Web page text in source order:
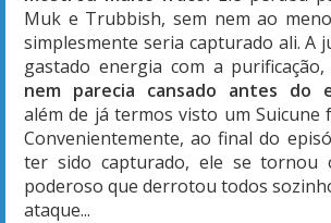
Muk e Trubbish, sem nem ao
simplesmente seria capturado ali. A
gastado energia com a purificação,
nem parecia cansado antes do
além de já termos visto um Suicune
Convenientemente, ao final do
ter sido capturado, ele se tornou
poderoso que derrotou todos
ataque...